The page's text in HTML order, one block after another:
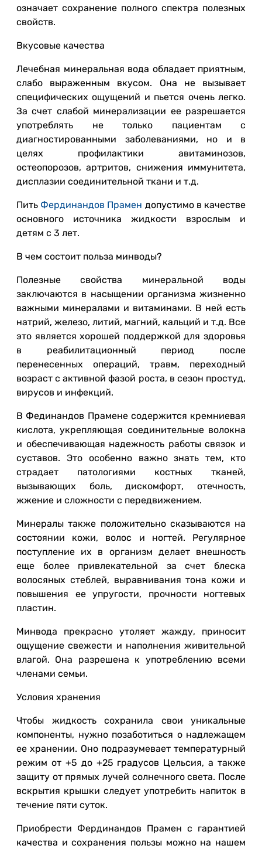
означает сохранение полного спектра полезных
свойств.
Вкусовые качества
Лечебная минеральная вода обладает приятным,
слабо выраженным вкусом. Она не вызывает
специфических ощущений и пьется очень легко.
За счет слабой минерализации ее разрешается
употреблять не только пациентам с
диагностированными заболеваниями, но и в
целях профилактики авитаминозов,
остеопорозов, артритов, снижения иммунитета,
дисплазии соединительной ткани и т.д.
Пить Фердинандов Прамен допустимо в качестве
основного источника жидкости взрослым и
детям с 3 лет.
В чем состоит польза минводы?
Полезные свойства минеральной воды
заключаются в насыщении организма жизненно
важными минералами и витаминами. В ней есть
натрий, железо, литий, магний, кальций и т.д. Все
это является хорошей поддержкой для здоровья
в реабилитационный период после
перенесенных операций, травм, переходный
возраст с активной фазой роста, в сезон простуд,
вирусов и инфекций.
В Фединандов Прамене содержится кремниевая
кислота, укрепляющая соединительные волокна
и обеспечивающая надежность работы связок и
суставов. Это особенно важно знать тем, кто
страдает патологиями костных тканей,
вызывающих боль, дискомфорт, отечность,
жжение и сложности с передвижением.
Минералы также положительно сказываются на
состоянии кожи, волос и ногтей. Регулярное
поступление их в организм делает внешность
еще более привлекательной за счет блеска
волосяных стеблей, выравнивания тона кожи и
повышения ее упругости, прочности ногтевых
пластин.
Минвода прекрасно утоляет жажду, приносит
ощущение свежести и наполнения живительной
влагой. Она разрешена к употреблению всеми
членами семьи.
Условия хранения
Чтобы жидкость сохранила свои уникальные
компоненты, нужно позаботиться о надлежащем
ее хранении. Оно подразумевает температурный
режим от +5 до +25 градусов Цельсия, а также
защиту от прямых лучей солнечного света. После
вскрытия крышки следует употребить напиток в
течение пяти суток.
Приобрести Фердинандов Прамен с гарантией
качества и сохранения пользы можно на нашем